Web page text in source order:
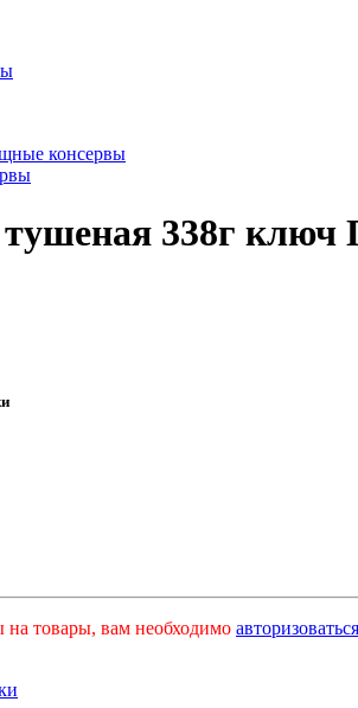
консервы
338г ключ
товары, вам необходимо